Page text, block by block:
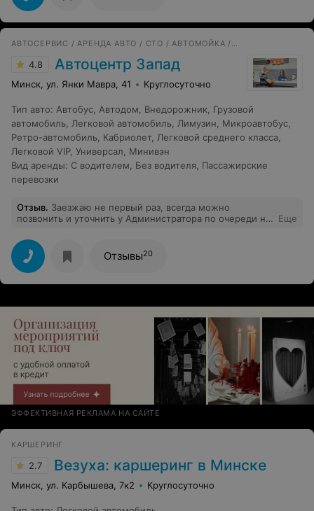
АВТОСЕРВИС / АРЕНДА АВТО / СТО / АВТОМОЙКА / 3D РАЗВАЛ СХОЖДЕНИЯ
4.8 Автоцентр Запад
Минск, ул. Янки Мавра, 41 Круглосуточно
Тип авто: Автобус, Автодом, Внедорожник, Грузовой
автомобиль, Легковой автомобиль, Лимузин, Микроавтобус,
Ретро-автомобиль, Кабриолет, Легковой среднего класса,
Легковой VIP, Универсал, Минивэн
Вид аренды: С водителем, Без водителя, Пассажирские
перевозки
Отзыв. Заезжаю не первый раз, всегда можно
позвонить и уточнить у Администратора по очереди на
и приятное общение гарантированно. Обслуживание
на высоте
Еще
Отзывы20
ЭФФЕКТИВНАЯ РЕКЛАМА НА САЙТЕ
КАРШЕРИНГ
2.7 Везуха: каршеринг в Минске
Минск, ул. Карбышева, 7к2 Круглосуточно